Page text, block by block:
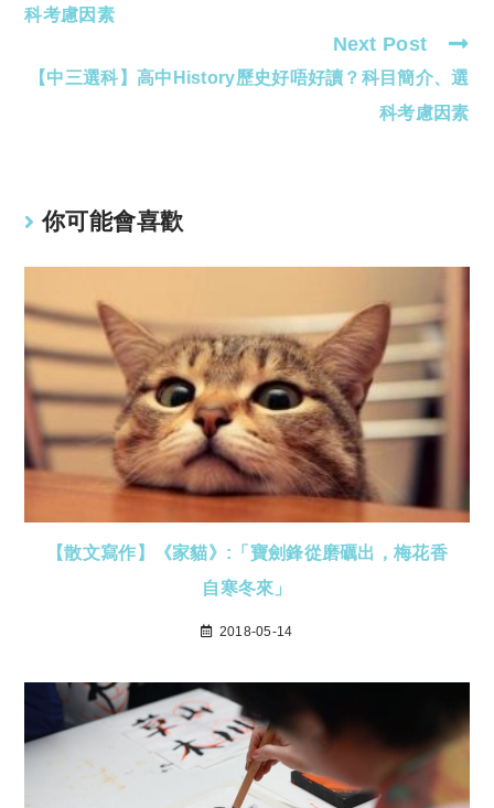
articles
科考慮因素
Next Post
【中三選科】高中History歷史好唔好讀？科目簡介、選
科考慮因素
你可能會喜歡
【散文寫作】《家貓》:「寶劍鋒從磨礪出，梅花香
自寒冬來」
2018-05-14